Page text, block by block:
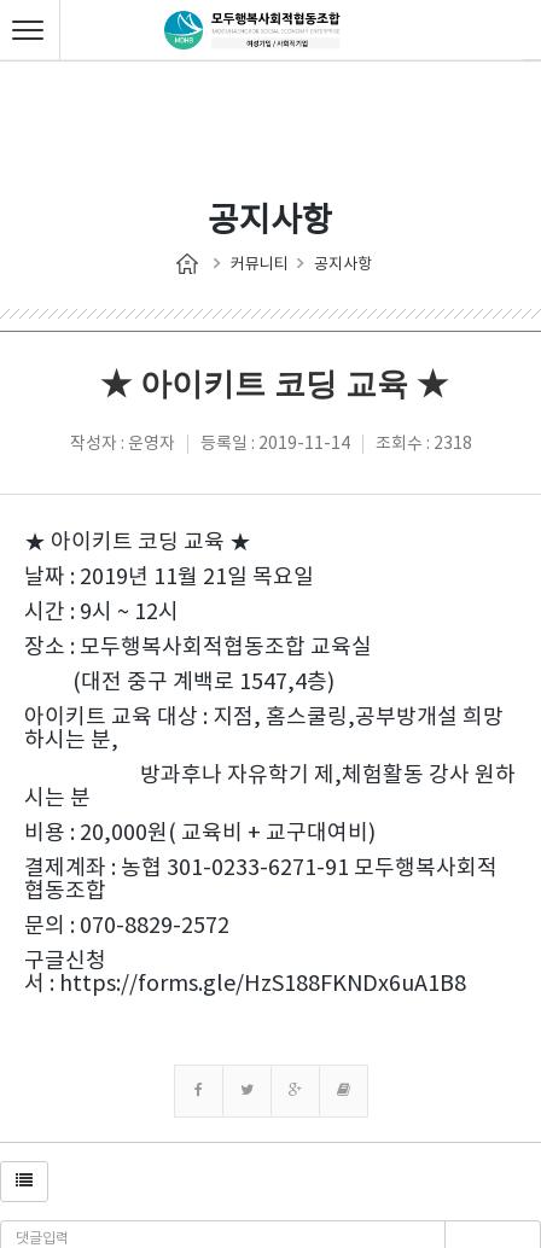
공지사항
커뮤니티 공지사항
★ 아이키트 코딩 교육 ★
작성자 : 운영자 등록일 : 2019-11-14 조회수 : 2318
★ 아이키트 코딩 교육 ★
날짜 : 2019년 11월 21일 목요일
시간 : 9시 ~ 12시
장소 : 모두행복사회적협동조합 교육실
(대전 중구 계백로 1547,4층)
아이키트 교육 대상 : 지점, 홈스쿨링,공부방개설 희망
하시는 분,
방과후나 자유학기 제,체험활동 강사 원하
시는 분
비용 : 20,000원( 교육비 + 교구대여비)
결제계좌 : 농협 301-0233-6271-91 모두행복사회적
협동조합
문의 : 070-8829-2572
구글신청
서 : https://forms.gle/HzS188FKNDx6uA1B8